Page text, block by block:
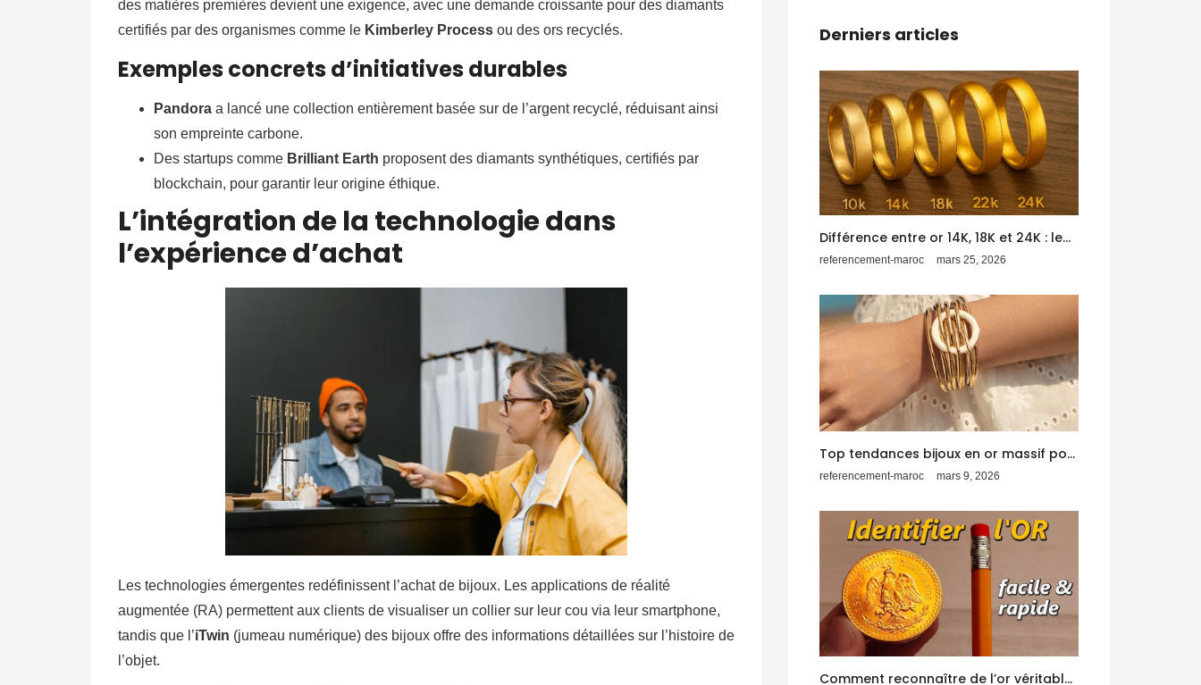
des matières premières devient une exigence, avec une demande croissante pour des diamants
certifiés par des organismes comme le Kimberley Process ou des ors recyclés.
Exemples concrets d’initiatives durables
Pandora a lancé une collection entièrement basée sur de l’argent recyclé, réduisant ainsi
son empreinte carbone.
Des startups comme Brilliant Earth proposent des diamants synthétiques, certifiés par
blockchain, pour garantir leur origine éthique.
L’intégration de la technologie dans
l’expérience d’achat
Les technologies émergentes redéfinissent l’achat de bijoux. Les applications de réalité
augmentée (RA) permettent aux clients de visualiser un collier sur leur cou via leur smartphone,
tandis que l’iTwin (jumeau numérique) des bijoux offre des informations détaillées sur l’histoire de
l’objet.
Derniers articles
Différence entre or 14K, 18K et 24K : lequel choisir ?
referencement-maroc mars 25, 2026
Top tendances bijoux en or massif pour femmes & hommes
referencement-maroc mars 9, 2026
Comment reconnaître de l’or véritable : tests et astuces fiables